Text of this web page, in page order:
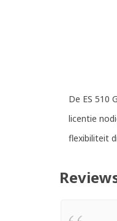
De ES 510
licentie
flexibiliteit